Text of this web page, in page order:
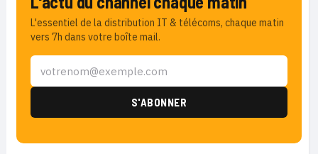
L'essentiel de la distribution IT & télécoms, chaque matin
vers 7h dans votre boîte mail.